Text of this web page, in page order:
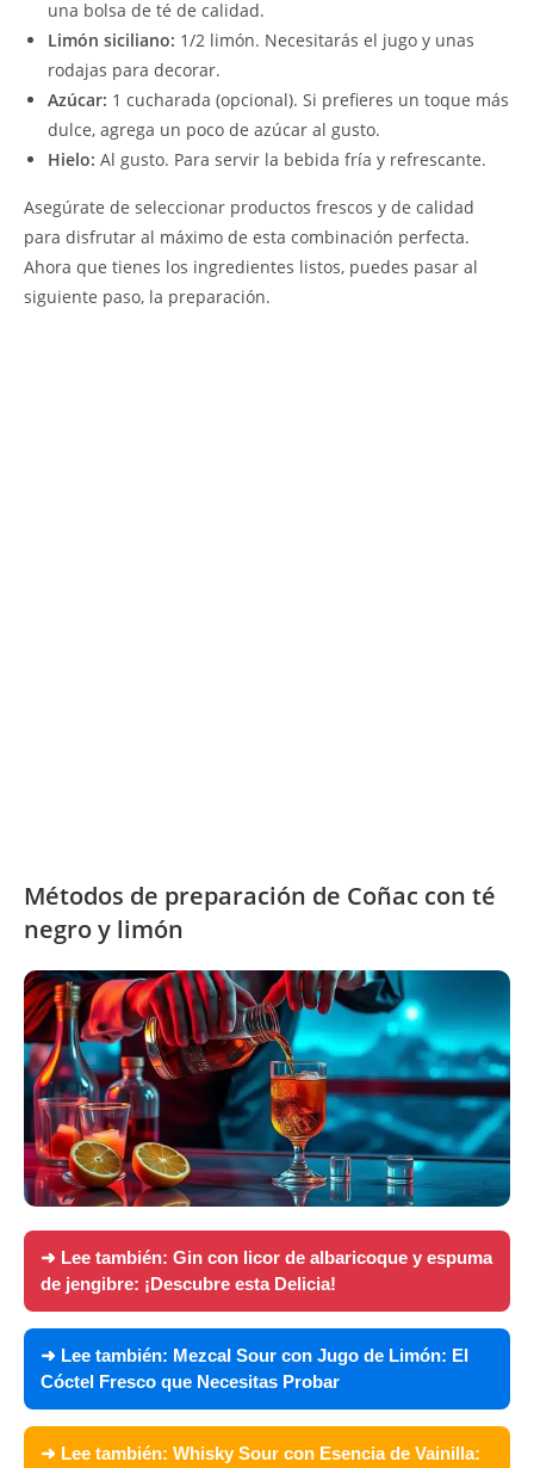
una bolsa de té de calidad.
Limón siciliano: 1/2 limón. Necesitarás el jugo y unas
rodajas para decorar.
Azúcar: 1 cucharada (opcional). Si prefieres un toque más
dulce, agrega un poco de azúcar al gusto.
Hielo: Al gusto. Para servir la bebida fría y refrescante.
Asegúrate de seleccionar productos frescos y de calidad
para disfrutar al máximo de esta combinación perfecta.
Ahora que tienes los ingredientes listos, puedes pasar al
siguiente paso, la preparación.
Métodos de preparación de Coñac con té
negro y limón
➜ Lee también: Gin con licor de albaricoque y espuma
de jengibre: ¡Descubre esta Delicia!
➜ Lee también: Mezcal Sour con Jugo de Limón: El
Cóctel Fresco que Necesitas Probar
➜ Lee también: Whisky Sour con Esencia de Vainilla: